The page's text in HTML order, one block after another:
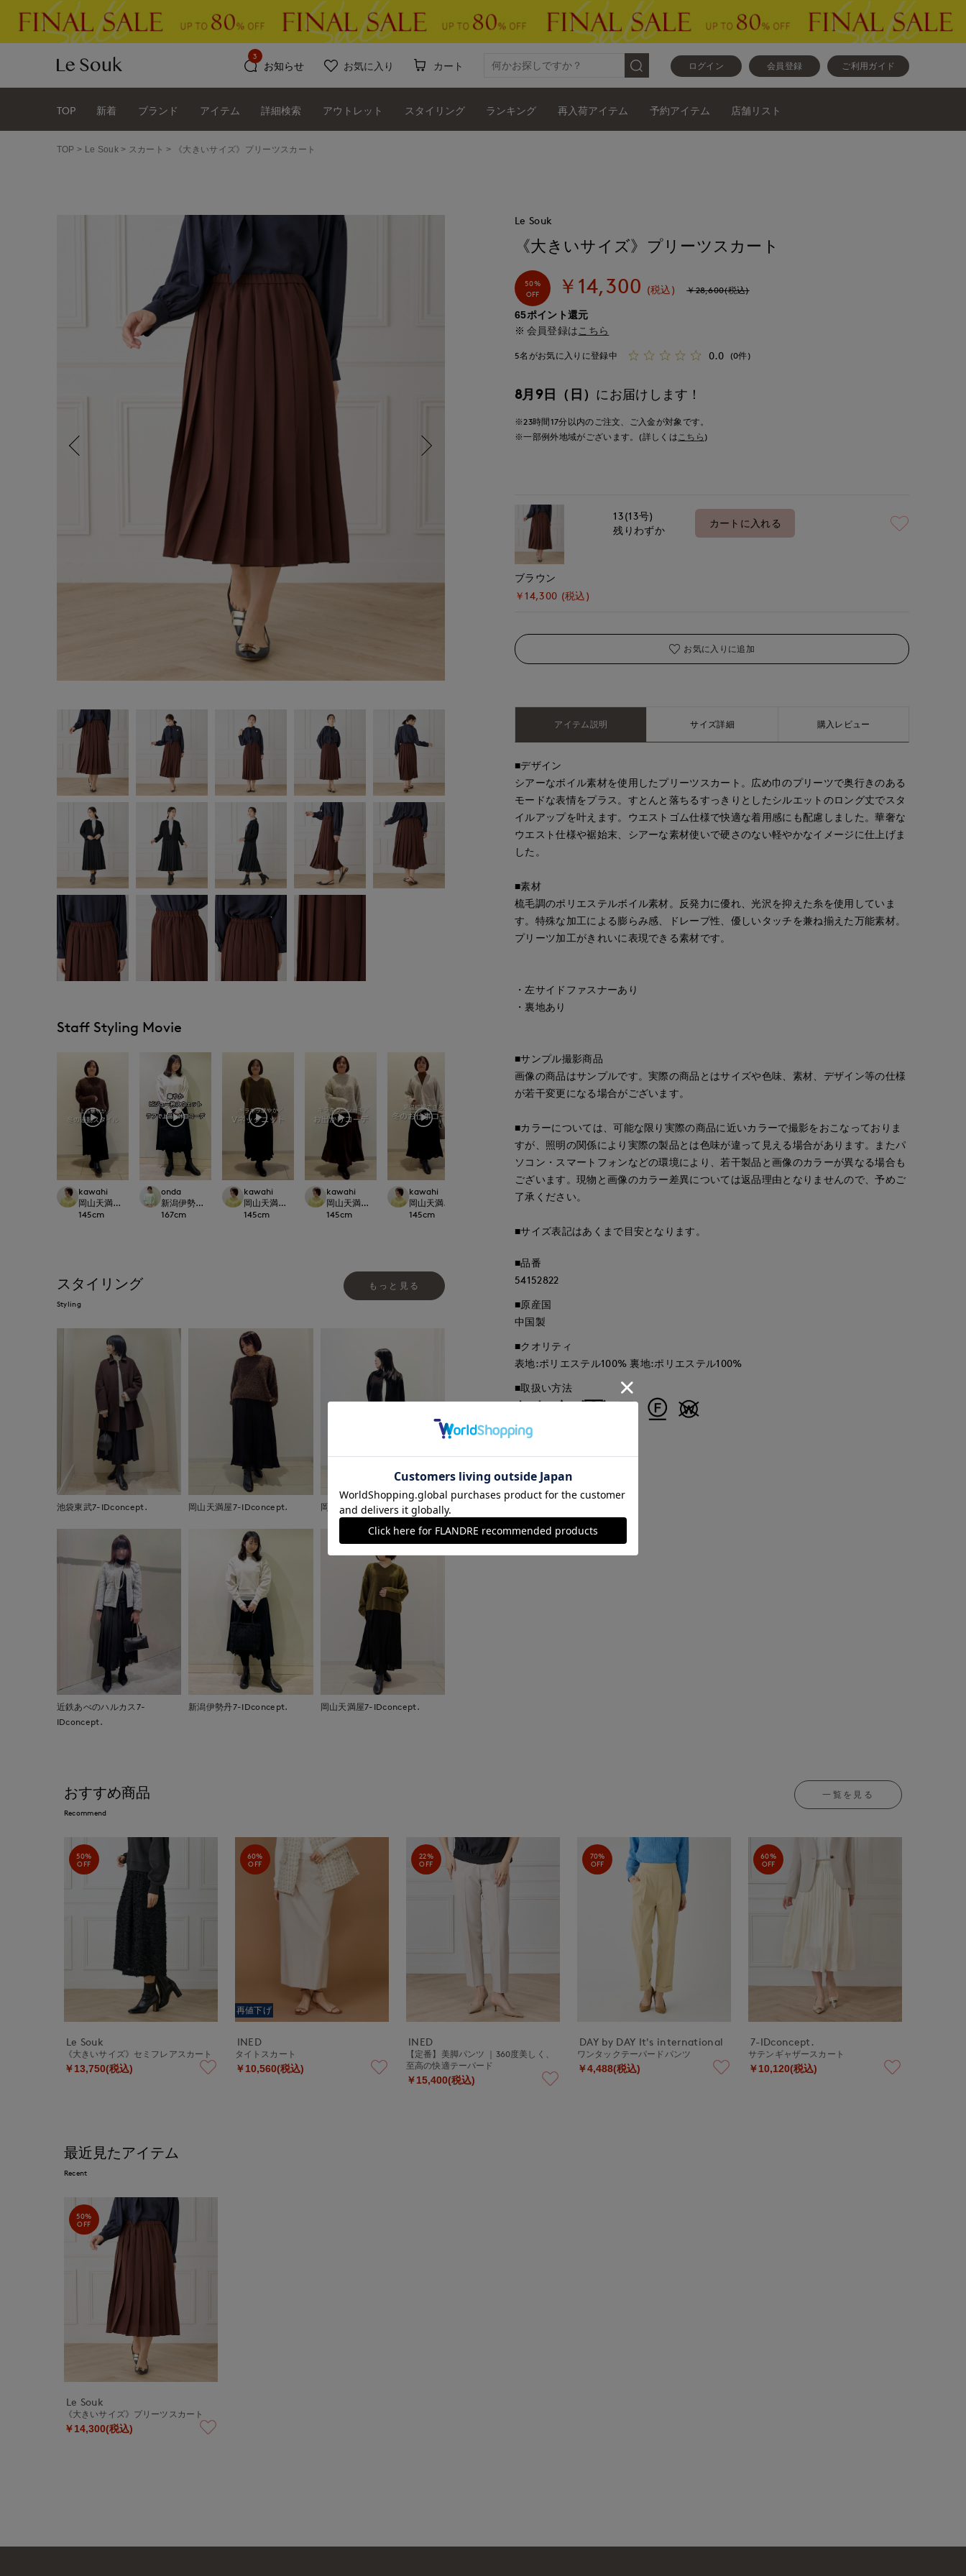
ログイン 会員登録 ご利用ガイド
お知らせ
3
お気に入り カート
TOP 新着 ブランド アイテム 詳細検索 アウトレット スタイリング ランキング 再入荷アイテム 予約アイテム 店舗リスト
TOP Le Souk スカート 《大きいサイズ》プリーツスカート
Staff Styling Movie
kawahi
岡山天満屋7-IDconcept.
145cm
onda
新潟伊勢丹7-IDconcept.
167cm
kawahi
岡山天満屋7-IDconcept.
145cm
kawahi
岡山天満屋7-IDconcept.
145cm
kawahi
岡山天満屋7-IDconcept.
145cm
kawahi
岡山天満屋7-IDconcept.岡山天満屋7-IDconcept.
スタイリング
Styling
もっと見る
池袋東武7-IDconcept. 岡山天満屋7-IDconcept. 岡山天満屋7-IDconcept.
近鉄あべのハルカス7-
IDconcept.
新潟伊勢丹7-IDconcept. 岡山天満屋7-IDconcept.
Le Souk
《大きいサイズ》プリーツスカート
50%
OFF
￥14,300 (税込) ￥28,600(税込)
65ポイント還元
会員登録は こちら
5名がお気に入りに登録中 0.0 (0件)
8月9日（日） にお届けします！
※23時間17分以内のご注文、ご入金が対象です。
※一部例外地域がございます。(詳しくはこちら )
ブラウン
￥14,300 (税込)
13(13号)
残りわずか
カートに入れる
お気に入りに追加
アイテム説明 サイズ詳細 購入レビュー
■デザイン
シアーなボイル素材を使用したプリーツスカート。広め巾のプリーツで奥行きのある
モードな表情をプラス。すとんと落ちるすっきりとしたシルエットのロング丈でスタ
イルアップを叶えます。ウエストゴム仕様で快適な着用感にも配慮しました。華奢な
ウエスト仕様や裾始末、シアーな素材使いで硬さのない軽やかなイメージに仕上げま
した。
■素材
梳毛調のポリエステルボイル素材。反発力に優れ、光沢を抑えた糸を使用していま
す。特殊な加工による膨らみ感、ドレープ性、優しいタッチを兼ね揃えた万能素材。
プリーツ加工がきれいに表現できる素材です。
・左サイドファスナーあり
・裏地あり
■サンプル撮影商品
画像の商品はサンプルです。実際の商品とはサイズや色味、素材、デザイン等の仕様
が若干変更になる場合がございます。
■カラーについては、可能な限り実際の商品に近いカラーで撮影をおこなっておりま
すが、照明の関係により実際の製品とは色味が違って見える場合があります。またパ
ソコン・スマートフォンなどの環境により、若干製品と画像のカラーが異なる場合も
ございます。現物と画像のカラー差異については返品理由となりませんので、予めご
了承ください。
■サイズ表記はあくまで目安となります。
■品番
54152822
■原産国
中国製
■クオリティ
表地:ポリエステル100% 裏地:ポリエステル100%
■取扱い方法
取り扱いについて
おすすめ商品
Recommend
一覧を見る
50%
OFF
Le Souk
《大きいサイズ》セミフレアスカート
￥13,750(税込)
60%
OFF
再値下げ
INED
タイトスカート
￥10,560(税込)
22%
OFF
INED
【定番】美脚パンツ ｜360度美しく、
至高の快適テーパード
￥15,400(税込)
70%
OFF
DAY by DAY It's international
ワンタックテーパードパンツ
￥4,488(税込)
60%
OFF
7-IDconcept.
サテンギャザースカート
￥10,120(税込)
最近見たアイテム
Recent
50%
OFF
Le Souk
《大きいサイズ》プリーツスカート
￥14,300(税込)